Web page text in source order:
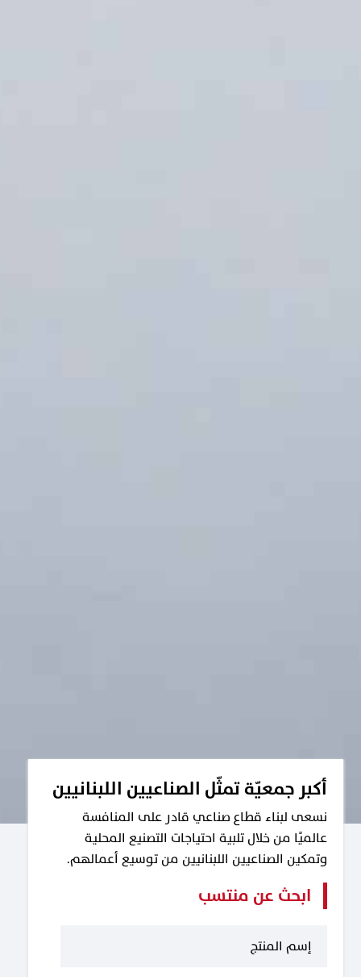
أكبر جمعيّة تمثّل الصناعيين اللبنانيين
نسعى لبناء قطاع صناعي قادر على المنافسة
عالميًا من خلال تلبية احتياجات التصنيع المحلية
وتمكين الصناعيين اللبنانيين من توسيع أعمالهم.
ابحث عن منتسب